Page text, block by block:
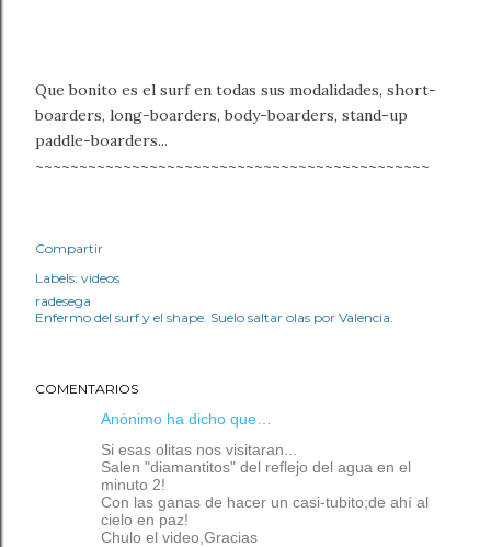
Que bonito es el surf en todas sus modalidades, short-
boarders, long-boarders, body-boarders, stand-up
paddle-boarders...
~~~~~~~~~~~~~~~~~~~~~~~~~~~~~~~~~~~~~~~~~~~~~
Compartir
Labels: videos
radesega
Enfermo del surf y el shape. Suelo saltar olas por Valencia.
COMENTARIOS
Anónimo ha dicho que…
Si esas olitas nos visitaran...
Salen "diamantitos" del reflejo del agua en el
minuto 2!
Con las ganas de hacer un casi-tubito;de ahí al
cielo en paz!
Chulo el video,Gracias